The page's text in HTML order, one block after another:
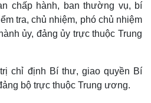
chấp hành, ban thường vụ, bí
tra, chủ nhiệm, phó chủ nhiệm
ủy, đảng ủy trực thuộc Trung
chỉ định Bí thư, giao quyền Bí
bộ trực thuộc Trung ương.